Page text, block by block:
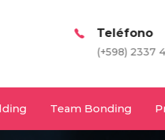
Team Bonding